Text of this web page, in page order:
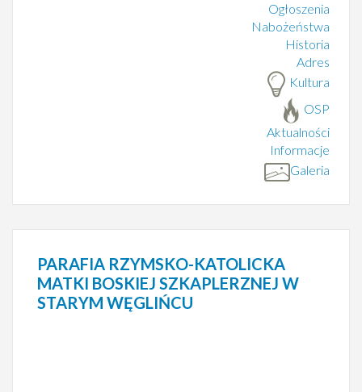
Ogłoszenia
Nabożeństwa
Historia
Adres
Kultura
OSP
Aktualności
Informacje
Galeria
PARAFIA RZYMSKO-KATOLICKA
MATKI BOSKIEJ SZKAPLERZNEJ W
STARYM WĘGLIŃCU